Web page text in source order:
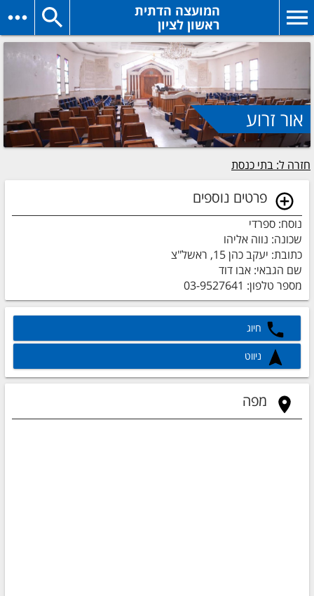
המועצה הדתית
ראשון לציון
אור זרוע
חזרה ל: בתי כנסת
פרטים נוספים
נוסח: ספרדי
שכונה: נווה אליהו
כתובת: יעקב כהן 15, ראשל"צ
שם הגבאי: אבו דוד
מספר טלפון: 03-9527641
חיוג
ניווט
מפה